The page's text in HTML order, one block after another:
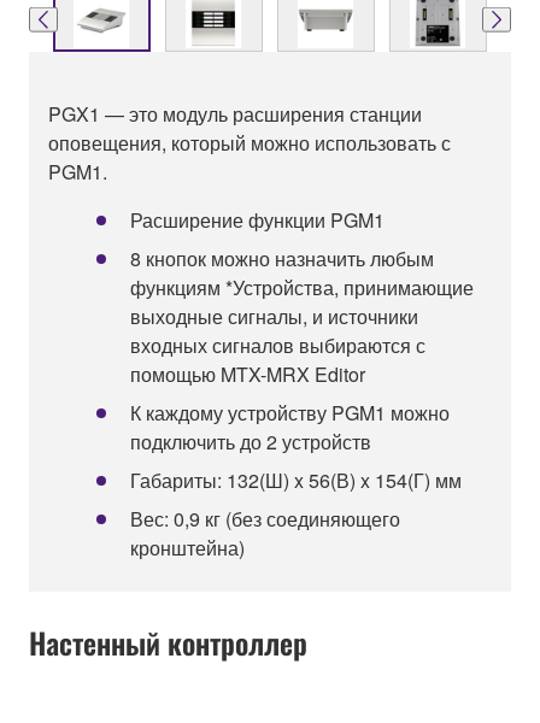
PGX1 — это модуль расширения станции
оповещения, который можно использовать с
PGM1.
Расширение функции PGM1
8 кнопок можно назначить любым
функциям *Устройства, принимающие
выходные сигналы, и источники
входных сигналов выбираются с
помощью MTX-MRX Editor
К каждому устройству PGM1 можно
подключить до 2 устройств
Габариты: 132(Ш) x 56(В) x 154(Г) мм
Вес: 0,9 кг (без соединяющего
кронштейна)
Настенный контроллер